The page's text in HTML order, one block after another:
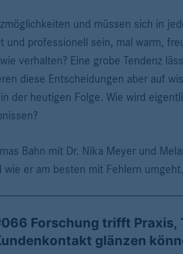
und müssen sich in
professionell sein, mal warm,
verhalten? Eine grobe Tendenz
diese Entscheidungen aber auf
der heutigen Folge. Wie wird
Bahn mit Dr. Nika Meyer und
er am besten mit Fehlern umgeht.